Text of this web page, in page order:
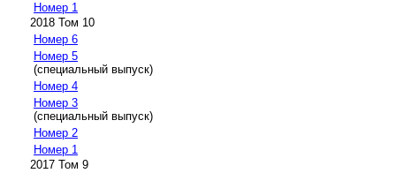
Номер 1
2018 Том 10
Номер 6
Номер 5
(специальный выпуск)
Номер 4
Номер 3
(специальный выпуск)
Номер 2
Номер 1
2017 Том 9